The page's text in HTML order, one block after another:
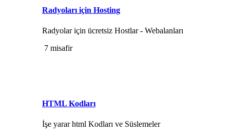
Radyoları için Hosting
Radyolar için ücretsiz Hostlar - Webalanları
7 misafir
HTML Kodları
İşe yarar html Kodları ve Süslemeler